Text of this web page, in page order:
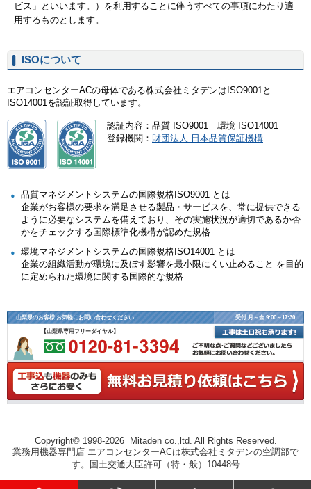
ISOについて
エアコンセンターACの母体である株式会社ミタデンはISO9001と
ISO14001を認証取得しています。
認証内容：品質 ISO9001 環境 ISO14001
登録機関： 財団法人 日本品質保証機構
品質マネジメントシステムの国際規格ISO9001 とは
企業がお客様の要求を満足させる製品・サービスを、常に提供できる
ように必要なシステムを備えており、その実施状況が適切であるか否
かをチェックする国際標準化機構が認めた規格
環境マネジメントシステムの国際規格ISO14001 とは
企業の組織活動が環境に及ぼす影響を最小限にくい止めること を目的
に定められた環境に関する国際的な規格
山梨県のお客様 お気軽にお問い合わせください 受付 月～金 9:00～17:30
【山梨県専用フリーダイヤル】
Copyright© 1998-2026 Mitaden co.,ltd. All Rights Reserved.
業務用機器専門店 エアコンセンターACは株式会社ミタデンの空調部で
す。国土交通大臣許可（特・般）10448号